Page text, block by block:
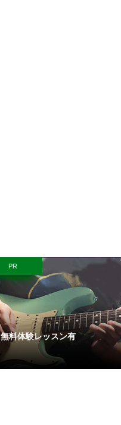
PR
無料体験レッスン有